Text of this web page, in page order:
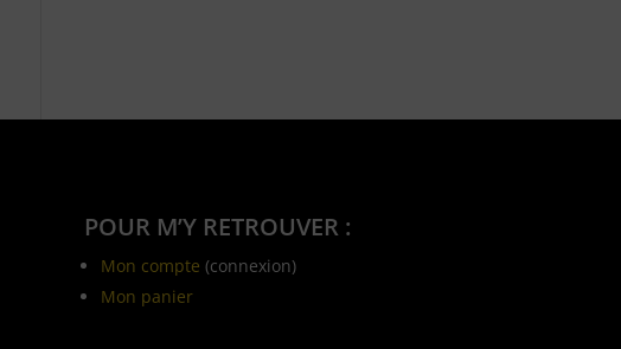
POUR M’Y RETROUVER :
Mon compte (connexion)
Mon panier